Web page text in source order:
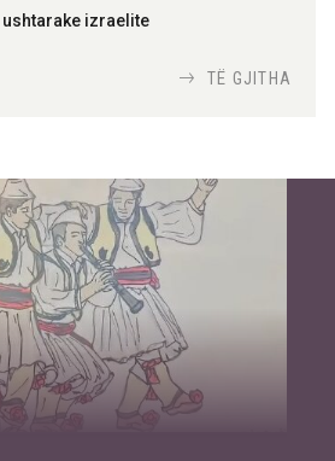
izraelite
TË GJITHA